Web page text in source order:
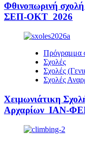
Φθινοπωρινή
ΣΕΠ-ΟΚΤ 2026
Πρόγραμμα
Σχολές
Σχολές
Σχολές
Χειμωνιάτικη
Αρχαρίων ΙΑΝ-